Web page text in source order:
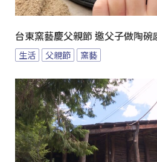
台東窯藝慶父親節 邀父子做陶碗
生活 父親節 窯藝